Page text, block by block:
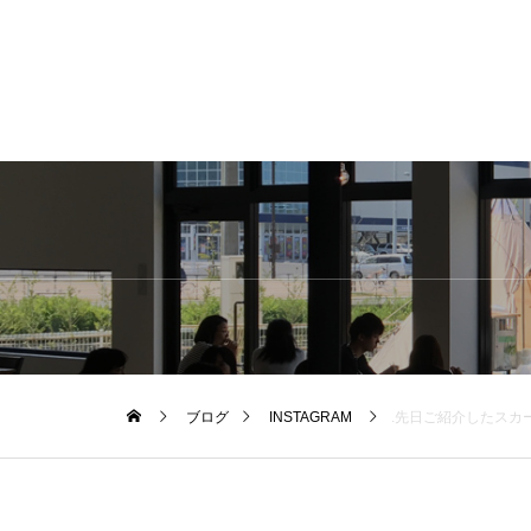
ブログ INSTAGRAM .先日ご紹介したスカートと同じ素